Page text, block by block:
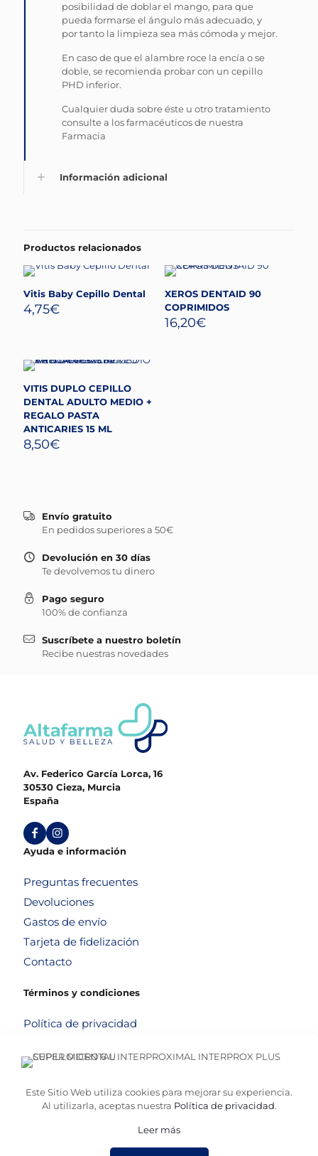
posibilidad de doblar el mango, para que
pueda formarse el ángulo más adecuado, y
por tanto la limpieza sea más cómoda y mejor.
En caso de que el alambre roce la encía o se
doble, se recomienda probar con un cepillo
PHD inferior.
Cualquier duda sobre éste u otro tratamiento
consulte a los farmacéuticos de nuestra
Farmacia
Información adicional
Productos relacionados
Vitis Baby Cepillo Dental
4,75€
XEROS DENTAID 90
COPRIMIDOS
16,20€
VITIS DUPLO CEPILLO
DENTAL ADULTO MEDIO +
REGALO PASTA
ANTICARIES 15 ML
8,50€
Envío gratuito
En pedidos superiores a 50€
Devolución en 30 días
Te devolvemos tu dinero
Pago seguro
100% de confianza
Suscríbete a nuestro boletín
Recibe nuestras novedades
Av. Federico García Lorca, 16
30530 Cieza, Murcia
España
Ayuda e información
Preguntas frecuentes
Devoluciones
Gastos de envío
Tarjeta de fidelización
Contacto
Términos y condiciones
Política de privacidad
Aviso legal
Este Sitio Web utiliza cookies para mejorar su experiencia.
Al utilizarla, aceptas nuestra Política de privacidad.
Leer más